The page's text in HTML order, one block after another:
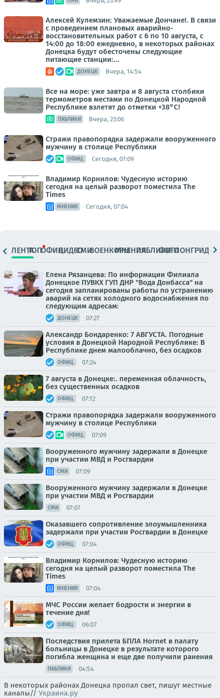
Алексей Кулемзин: Уважаемые Дончане!. В связи
с проведением плановых аварийно-
восстановительных работ с 6 по 10 августа, с
14:00 до 18:00 ежедневно, в некоторых районах
Донецка будут обесточены следующие
питающие станции:...
ДОНЕЦК Вчера, 14:54
Все на море: уже завтра и 8 августа столбики
термометров местами по Донецкой Народной
Республике взлетят до отметки +38°C!
ПАБЛИКИ Вчера, 23:06
Стражи правопорядка задержали вооруженного
мужчину в столице Республики
ОФИЦ. Сегодня, 07:09
Владимир Корнилов: Чудесную историю
сегодня на целый разворот поместила The
Times
МНЕНИЯ Сегодня, 07:04
ЛЕНТАТОПОФИЦ.ВИДЕОСМИВОЕНКОРЫМНЕНИЯПАБЛИКИ
ФОТОЛОНГРИДЫ
Елена Рязанцева: По информации Филиала
Донецкое ПУВКХ ГУП ДНР "Вода Донбасса" на
сегодня запланированы работы по устранению
аварий на сетях холодного водоснабжения по
следующим адресам:
ДОНЕЦК 07:27
Александр Бондаренко: 7 АВГУСТА. Погодные
условия в Донецкой Народной Республике: В
Республике днем малооблачно, без осадков
ОФИЦ. 07:24
7 августа в Донецке:. переменная облачность,
без существенных осадков
ОФИЦ. 07:12
Стражи правопорядка задержали вооруженного
мужчину в столице Республики
ОФИЦ. 07:09
Вооруженного мужчину задержали в Донецке
при участии МВД и Росгвардии
СМИ 07:09
Вооруженного мужчину задержали в Донецке
при участии МВД и Росгвардии
СМИ 07:07
Оказавшего сопротивление злоумышленника
задержали при участии Росгвардии в Донецке
ОФИЦ. 07:04
Владимир Корнилов: Чудесную историю
сегодня на целый разворот поместила The
Times
МНЕНИЯ 07:04
МЧС России желает бодрости и энергии в
течение дня!
ОФИЦ. 06:07
Последствия прилета БПЛА Hornet в палату
больницы в Донецке в результате которого
погибла женщина и еще две получили ранения
ПАБЛИКИ 04:54
В некоторых районах Донецка пропал свет, пишут местные
каналы// Украина.ру